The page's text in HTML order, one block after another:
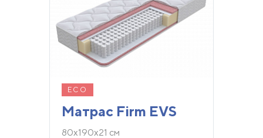
ECO
Матрас Firm EVS
80х190х21 см